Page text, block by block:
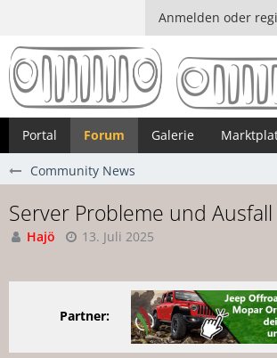
Anmelden oder
Portal Forum Galerie
Community News
Server Probleme und Ausfall
Hajö 13. Juli 2025
Partner: